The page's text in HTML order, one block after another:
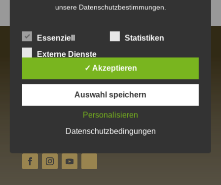
Adresse
Naturheilpraxis Sandra Probst
04924 Theisa
info@heilpraxis-sandraprobst.de
unsere Datenschutzbestimmungen.
Essenziell
Statistiken
Externe Dienste
✓ Akzeptieren
Auswahl speichern
Personalisieren
Datenschutzbedingungen